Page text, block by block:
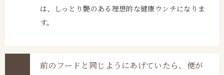
は、しっとり艶のある理想的な健康ウンチになりま
す。
前のフードと同じようにあげていたら、便が